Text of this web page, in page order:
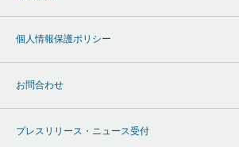
個人情報保護ポリシー
お問合わせ
プレスリリース・ニュース受付